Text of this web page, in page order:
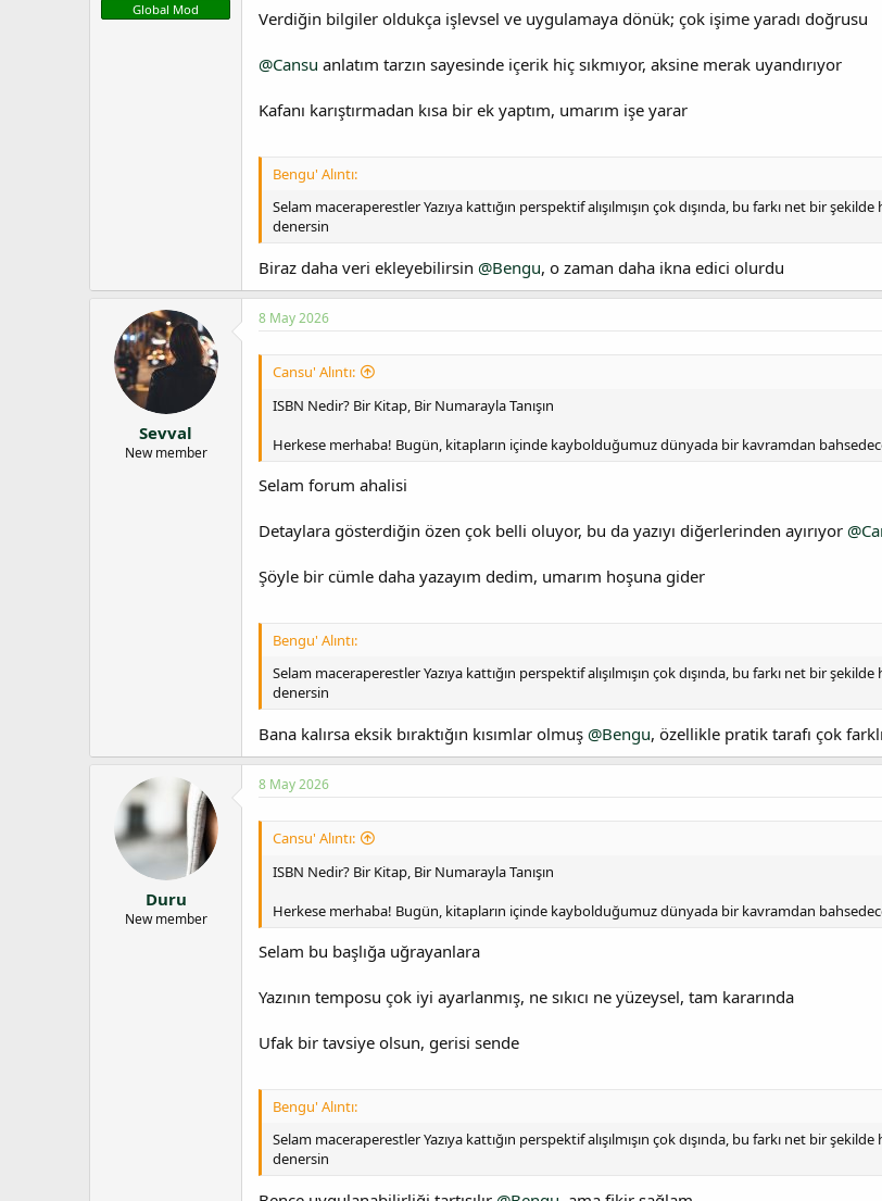
Global Mod Verdiğin bilgiler oldukça işlevsel ve uygulamaya dönük; çok işime yaradı doğrusu
@Cansu anlatım tarzın sayesinde içerik hiç sıkmıyor, aksine merak uyandırıyor
Kafanı karıştırmadan kısa bir ek yaptım, umarım işe yarar
Bengu' Alıntı:
Selam maceraperestler Yazıya kattığın perspektif alışılmışın çok dışında, bu farkı net bir
denersin
Biraz daha veri ekleyebilirsin @Bengu, o zaman daha ikna edici olurdu
Sevval
New member
8 May 2026
Cansu' Alıntı:
ISBN Nedir? Bir Kitap, Bir Numarayla Tanışın
Herkese merhaba! Bugün, kitapların içinde kaybolduğumuz dünyada bir kavramdan
Selam forum ahalisi
Detaylara gösterdiğin özen çok belli oluyor, bu da yazıyı diğerlerinden ayırıyor
Şöyle bir cümle daha yazayım dedim, umarım hoşuna gider
Bengu' Alıntı:
Selam maceraperestler Yazıya kattığın perspektif alışılmışın çok dışında, bu farkı net bir
denersin
Bana kalırsa eksik bıraktığın kısımlar olmuş @Bengu, özellikle pratik tarafı çok farklı
Duru
New member
8 May 2026
Cansu' Alıntı:
ISBN Nedir? Bir Kitap, Bir Numarayla Tanışın
Herkese merhaba! Bugün, kitapların içinde kaybolduğumuz dünyada bir kavramdan
Selam bu başlığa uğrayanlara
Yazının temposu çok iyi ayarlanmış, ne sıkıcı ne yüzeysel, tam kararında
Ufak bir tavsiye olsun, gerisi sende
Bengu' Alıntı:
Selam maceraperestler Yazıya kattığın perspektif alışılmışın çok dışında, bu farkı net bir
denersin